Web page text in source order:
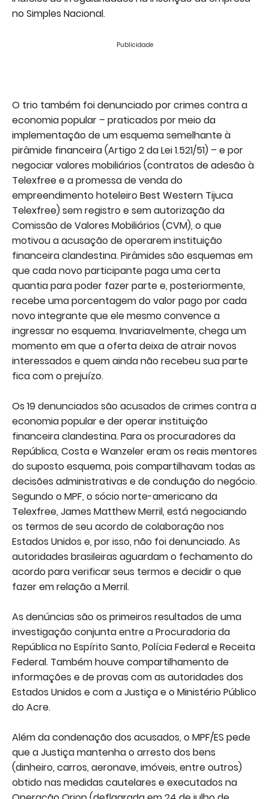
no Simples Nacional.
Publicidade
O trio também foi denunciado por crimes contra a
economia popular – praticados por meio da
implementação de um esquema semelhante à
pirâmide financeira (Artigo 2 da Lei 1.521/51) – e por
negociar valores mobiliários (contratos de adesão à
Telexfree e a promessa de venda do
empreendimento hoteleiro Best Western Tijuca
Telexfree) sem registro e sem autorização da
Comissão de Valores Mobiliários (CVM), o que
motivou a acusação de operarem instituição
financeira clandestina. Pirâmides são esquemas em
que cada novo participante paga uma certa
quantia para poder fazer parte e, posteriormente,
recebe uma porcentagem do valor pago por cada
novo integrante que ele mesmo convence a
ingressar no esquema. Invariavelmente, chega um
momento em que a oferta deixa de atrair novos
interessados e quem ainda não recebeu sua parte
fica com o prejuízo.
Os 19 denunciados são acusados de crimes contra a
economia popular e der operar instituição
financeira clandestina. Para os procuradores da
República, Costa e Wanzeler eram os reais mentores
do suposto esquema, pois compartilhavam todas as
decisões administrativas e de condução do negócio.
Segundo o MPF, o sócio norte-americano da
Telexfree, James Matthew Merril, está negociando
os termos de seu acordo de colaboração nos
Estados Unidos e, por isso, não foi denunciado. As
autoridades brasileiras aguardam o fechamento do
acordo para verificar seus termos e decidir o que
fazer em relação a Merril.
As denúncias são os primeiros resultados de uma
investigação conjunta entre a Procuradoria da
República no Espírito Santo, Polícia Federal e Receita
Federal. Também houve compartilhamento de
informações e de provas com as autoridades dos
Estados Unidos e com a Justiça e o Ministério Público
do Acre.
Além da condenação dos acusados, o MPF/ES pede
que a Justiça mantenha o arresto dos bens
(dinheiro, carros, aeronave, imóveis, entre outros)
obtido nas medidas cautelares e executados na